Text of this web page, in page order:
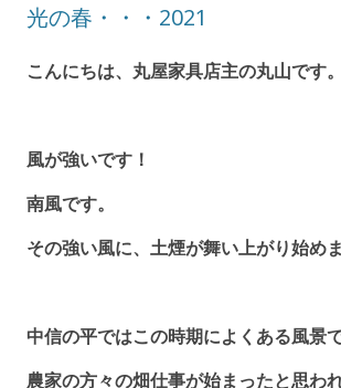
光の春・・・2021
こんにちは、丸屋家具店主の丸山です。
風が強いです！
南風です。
その強い風に、土煙が舞い上がり始めま
中信の平ではこの時期によくある風景で
農家の方々の畑仕事が始まったと思われ